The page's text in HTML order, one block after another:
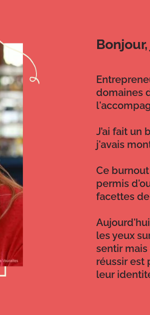
domaines
J’ai fait un
j'avais
Ce
permis
facettes
les yeux
sentir
réussir est
leur